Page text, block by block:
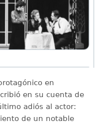
en
en su cuenta de
adiós al actor:
de un notable